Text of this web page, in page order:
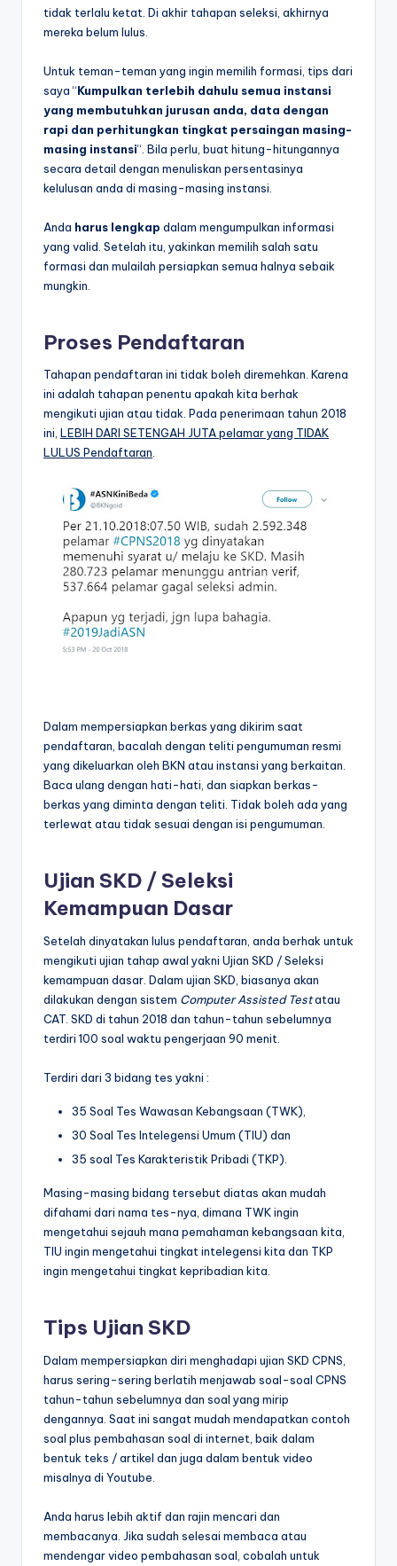
tidak terlalu ketat. Di akhir tahapan seleksi, akhirnya
mereka belum lulus.
Untuk teman-teman yang ingin memilih formasi, tips dari
saya “Kumpulkan terlebih dahulu semua instansi
yang membutuhkan jurusan anda, data dengan
rapi dan perhitungkan tingkat persaingan masing-
masing instansi“. Bila perlu, buat hitung-hitungannya
secara detail dengan menuliskan persentasinya
kelulusan anda di masing-masing instansi.
Anda harus lengkap dalam mengumpulkan informasi
yang valid. Setelah itu, yakinkan memilih salah satu
formasi dan mulailah persiapkan semua halnya sebaik
mungkin.
Proses Pendaftaran
Tahapan pendaftaran ini tidak boleh diremehkan. Karena
ini adalah tahapan penentu apakah kita berhak
mengikuti ujian atau tidak. Pada penerimaan tahun 2018
ini, LEBIH DARI SETENGAH JUTA pelamar yang TIDAK
LULUS Pendaftaran.
Dalam mempersiapkan berkas yang dikirim saat
pendaftaran, bacalah dengan teliti pengumuman resmi
yang dikeluarkan oleh BKN atau instansi yang berkaitan.
Baca ulang dengan hati-hati, dan siapkan berkas-
berkas yang diminta dengan teliti. Tidak boleh ada yang
terlewat atau tidak sesuai dengan isi pengumuman.
Ujian SKD / Seleksi
Kemampuan Dasar
Setelah dinyatakan lulus pendaftaran, anda berhak untuk
mengikuti ujian tahap awal yakni Ujian SKD / Seleksi
kemampuan dasar. Dalam ujian SKD, biasanya akan
dilakukan dengan sistem Computer Assisted Testatau
CAT. SKD di tahun 2018 dan tahun-tahun sebelumnya
terdiri 100 soal waktu pengerjaan 90 menit.
Terdiri dari 3 bidang tes yakni :
35 Soal Tes Wawasan Kebangsaan (TWK),
30 Soal Tes Intelegensi Umum (TIU) dan
35 soal Tes Karakteristik Pribadi (TKP).
Masing-masing bidang tersebut diatas akan mudah
difahami dari nama tes-nya, dimana TWK ingin
mengetahui sejauh mana pemahaman kebangsaan kita,
TIU ingin mengetahui tingkat intelegensi kita dan TKP
ingin mengetahui tingkat kepribadian kita.
Tips Ujian SKD
Dalam mempersiapkan diri menghadapi ujian SKD CPNS,
harus sering-sering berlatih menjawab soal-soal CPNS
tahun-tahun sebelumnya dan soal yang mirip
dengannya. Saat ini sangat mudah mendapatkan contoh
soal plus pembahasan soal di internet, baik dalam
bentuk teks / artikel dan juga dalam bentuk video
misalnya di Youtube.
Anda harus lebih aktif dan rajin mencari dan
membacanya. Jika sudah selesai membaca atau
mendengar video pembahasan soal, cobalah untuk